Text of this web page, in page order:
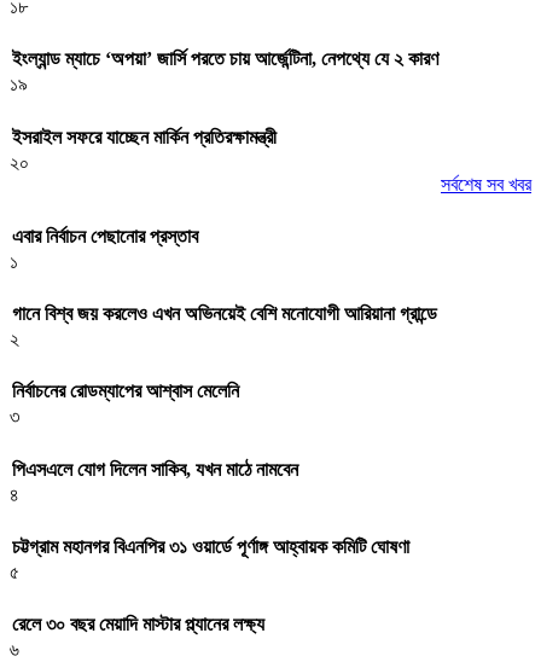
১৮
ইংল্যান্ড ম্যাচে ‘অপয়া’ জার্সি পরতে চায় আর্জেন্টিনা, নেপথ্যে যে ২ কারণ
১৯
ইসরাইল সফরে যাচ্ছেন মার্কিন প্রতিরক্ষামন্ত্রী
২০
সর্বশেষ সব খবর
এবার নির্বাচন পেছানোর প্রস্তাব
১
গানে বিশ্ব জয় করলেও এখন অভিনয়েই বেশি মনোযোগী আরিয়ানা গ্রান্ডে
২
নির্বাচনের রোডম্যাপের আশ্বাস মেলেনি
৩
পিএসএলে যোগ দিলেন সাকিব, যখন মাঠে নামবেন
৪
চট্টগ্রাম মহানগর বিএনপির ৩১ ওয়ার্ডে পূর্ণাঙ্গ আহ্বায়ক কমিটি ঘোষণা
৫
রেলে ৩০ বছর মেয়াদি মাস্টার প্ল্যানের লক্ষ্য
৬